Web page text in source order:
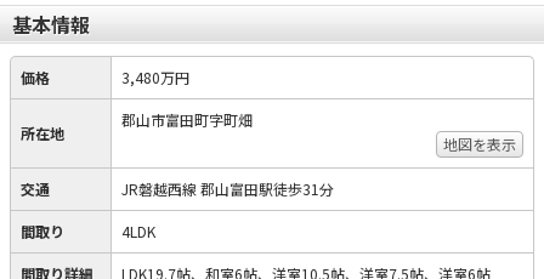
基本情報
価格 3,480万円
所在地
郡山市富田町字町畑
地図を表示
交通 JR磐越西線 郡山富田駅徒歩31分
間取り 4LDK
間取り詳細 LDK19.7帖、和室6帖、洋室10.5帖、洋室7.5帖、洋室6帖